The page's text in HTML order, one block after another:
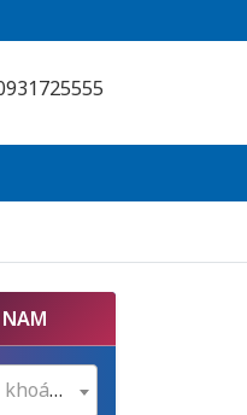
Tìm kiếm mã chứng khoán...